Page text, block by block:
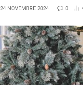
24 NOVEMBRE 2024 0